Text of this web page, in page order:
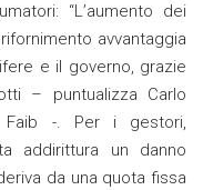
“L’aumento dei
avvantaggia
e il governo, grazie
– puntualizza Carlo
Faib -. Per i gestori,
addirittura un danno
da una quota fissa